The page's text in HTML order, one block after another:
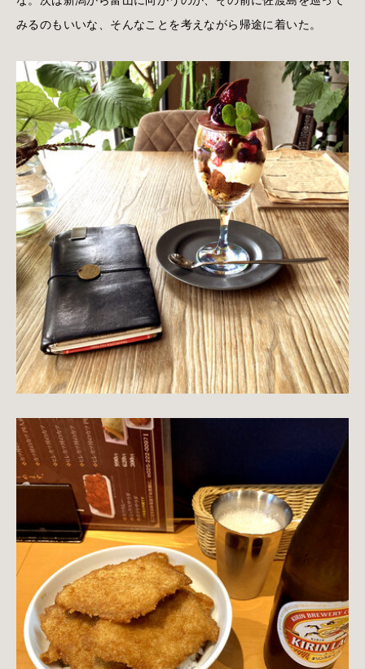
みるのもいいな、そんなことを考えながら帰途に着いた。